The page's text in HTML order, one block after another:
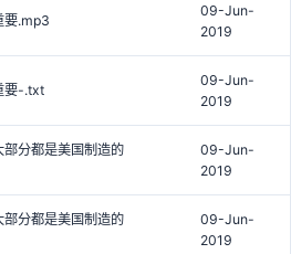
要.mp3
09-Jun-
2019
要-.txt
09-Jun-
2019
分都是美国制造的
09-Jun-
2019
分都是美国制造的
09-Jun-
2019